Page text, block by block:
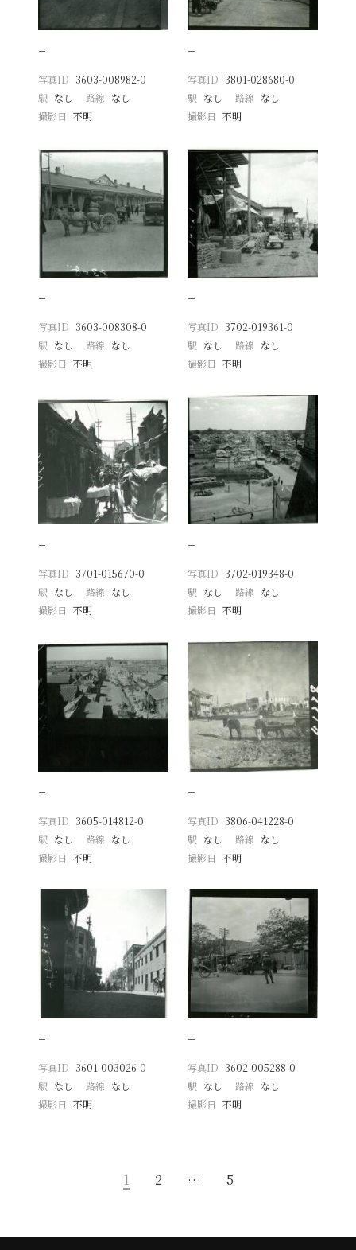
−
写真ID 3603-008982-0
駅 なし 路線 なし
撮影日
不明
−
写真ID 3801-028680-0
駅 なし 路線 なし
撮影日 不明
−
写真ID 3603-008308-0
駅 なし 路線 なし
撮影日
不明
−
写真ID 3702-019361-0
駅 なし 路線 なし
撮影日 不明
−
写真ID 3701-015670-0
駅 なし 路線 なし
撮影日
不明
−
写真ID 3702-019348-0
駅 なし 路線 なし
撮影日 不明
−
写真ID 3605-014812-0
駅 なし 路線 なし
撮影日
不明
−
写真ID 3806-041228-0
駅 なし 路線 なし
撮影日 不明
−
写真ID 3601-003026-0
駅 なし 路線 なし
撮影日
不明
−
写真ID 3602-005288-0
駅 なし 路線 なし
撮影日 不明
1 2 … 5